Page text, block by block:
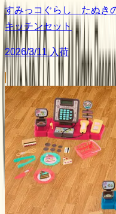
すみっコぐらし たぬき
キッチンセット
2026/3/11 入荷